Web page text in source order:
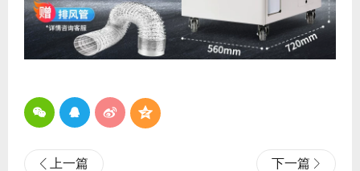
上一篇 下一篇